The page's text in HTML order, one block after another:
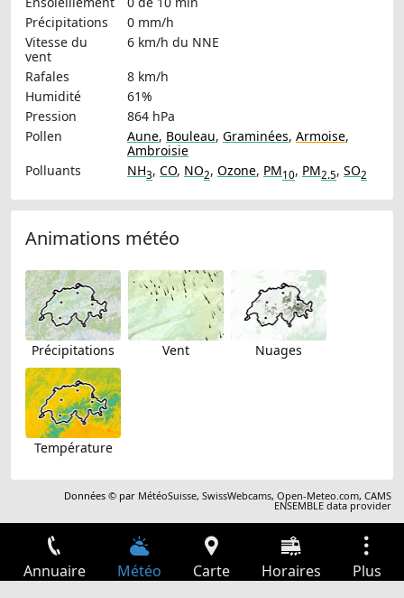
Précipitations
0 mm/h
Vitesse du
vent
6 km/h du NNE
Rafales
8 km/h
Humidité
61%
Pression
864 hPa
Pollen
Aune, Bouleau, Graminées, Armoise,
Ambroisie
Polluants
NH3, CO, NO2, Ozone, PM10, PM2.5, SO2
Animations météo
Précipitations Vent Nuages
Température
Données © par MétéoSuisse,SwissWebcams,Open-Meteo.com,CAMS
ENSEMBLE data provider
Annuaire Météo Carte Horaires Plus